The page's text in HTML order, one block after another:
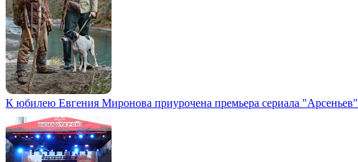
К юбилею Евгения Миронова приурочена премьера сериала "Арсеньев"